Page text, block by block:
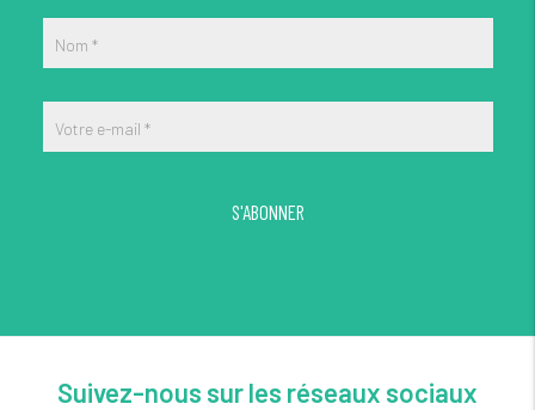
Nom *
Votre e-mail *
S'ABONNER
Suivez-nous sur les réseaux sociaux